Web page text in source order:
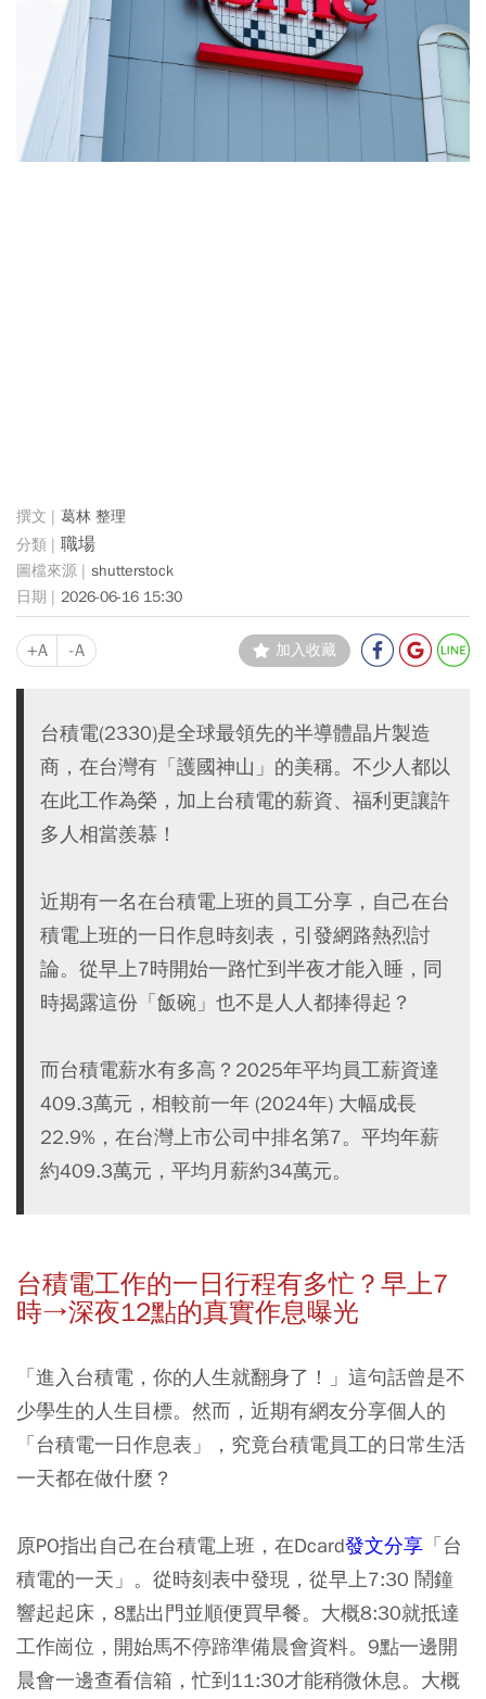
葛林 整理
職場
shutterstock
2026-06-16 15:30
+A -A 加入收藏
台積電(2330)是全球最領先的半導體晶片製造
商，在台灣有「護國神山」的美稱。不少人都以
在此工作為榮，加上台積電的薪資、福利更讓許
多人相當羨慕！
近期有一名在台積電上班的員工分享，自己在台
積電上班的一日作息時刻表，引發網路熱烈討
論。從早上7時開始一路忙到半夜才能入睡，同
時揭露這份「飯碗」也不是人人都捧得起？
而台積電薪水有多高？2025年平均員工薪資達
409.3萬元，相較前一年 (2024年) 大幅成長
22.9%，在台灣上市公司中排名第7。平均年薪
約409.3萬元，平均月薪約34萬元。
台積電工作的一日行程有多忙？早上7
時→深夜12點的真實作息曝光
「進入台積電，你的人生就翻身了！」這句話曾是不
少學生的人生目標。然而，近期有網友分享個人的
「台積電一日作息表」，究竟台積電員工的日常生活
一天都在做什麼？
原PO指出自己在台積電上班，在Dcard發文分享 「台
積電的一天」。從時刻表中發現，從早上7:30 鬧鐘
響起起床，8點出門並順便買早餐。大概8:30就抵達
工作崗位，開始馬不停蹄準備晨會資料。9點一邊開
晨會一邊查看信箱，忙到11:30才能稍微休息。大概